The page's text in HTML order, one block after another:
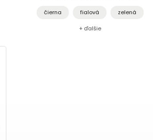
čierna fialová zelená
+ ďalšie